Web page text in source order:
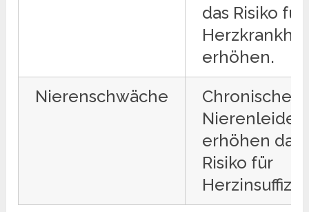
das Risiko für
erhöhen.
Nierenschwäche
Chronische
Nierenleiden
erhöhen das
Risiko für